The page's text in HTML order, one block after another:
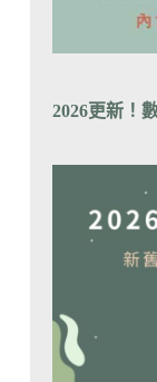
2026更新！